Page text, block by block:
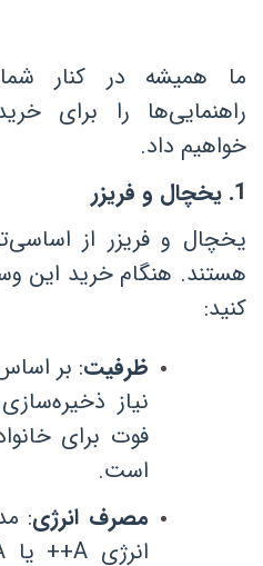
ما همیشه در کنار
راهنمایی‌ها را برای
خواهیم داد.
1
. یخچال و فریزر
یخچال و فریزر از
هستند. هنگام خرید این
کنید:
ظرفیت: بر
فوت برای
است.
مصرف انرژی:
انرژی
یا